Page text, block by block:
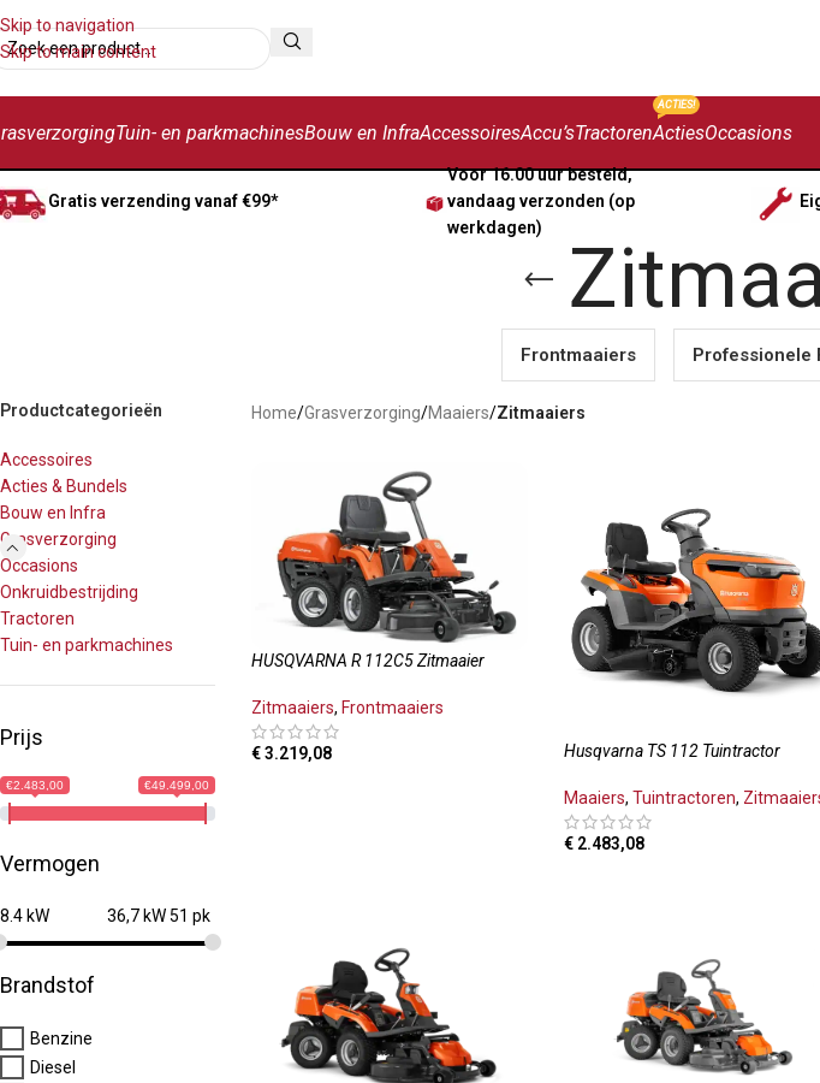
Skip to navigation
Skip to main content
Tuin- en parkmachinesBouw en InfraAccessoiresAccu’sTractorenActies
ACTIES!
Occasions
Gratis verzending vanaf €99*
Voor 16.00 uur besteld,
vandaag verzonden (op
werkdagen)
Frontmaaiers Professionele
Productcategorieën
Accessoires
Acties & Bundels
Bouw en Infra
Grasverzorging
Occasions
Onkruidbestrijding
Tractoren
Tuin- en parkmachines
Prijs
€2.483,00 €49.499,00
Vermogen
8.4 kW 36,7 kW 51 pk
Brandstof
Benzine
Diesel
Home/Grasverzorging/Maaiers/Zitmaaiers
HUSQVARNA R 112C5 Zitmaaier
Zitmaaiers, Frontmaaiers
€3.219,08 Husqvarna TS 112 Tuintractor
Maaiers, Tuintractoren,
€ 2.483,08